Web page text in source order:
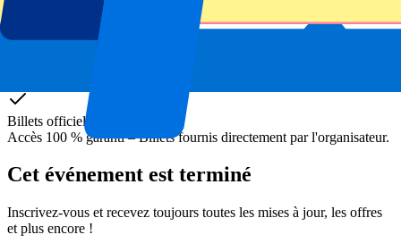
Billets officiels
Accès 100 % garanti – Billets fournis directement par l'organisateur.
Cet événement est terminé
Inscrivez-vous et recevez toujours toutes les mises à jour, les offres
et plus encore !